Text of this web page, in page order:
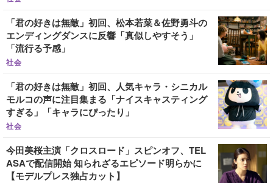
「君の好きは無敵」初回、松本若菜＆佐野勇斗の
エンディングダンスに反響「真似しやすそう」
「流行る予感」
社会
「君の好きは無敵」初回、人気キャラ・シニカル
モルコの声に注目集まる「ナイスキャスティング
すぎる」「キャラにぴったり」
社会
今田美桜主演「クロスロード」スピンオフ、TEL
ASAで配信開始 知られざるエピソード明らかに
【モデルプレス独占カット】